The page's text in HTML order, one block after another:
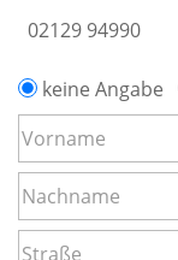
02129 94990
keine Angabe